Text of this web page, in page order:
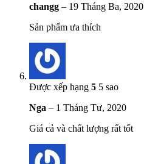
changg – 19 Tháng Ba, 2020
Sản phẩm ưa thích
Được xếp hạng 5 5 sao
Nga – 1 Tháng Tư, 2020
Giá cả và chất lượng rất tốt